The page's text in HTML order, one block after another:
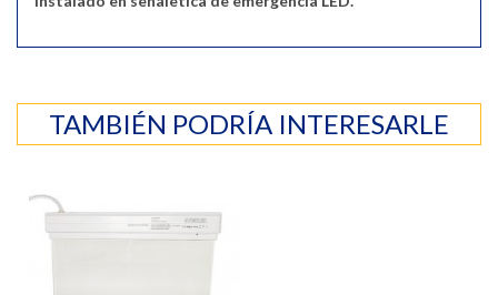
TAMBIÉN PODRÍA INTERESARLE